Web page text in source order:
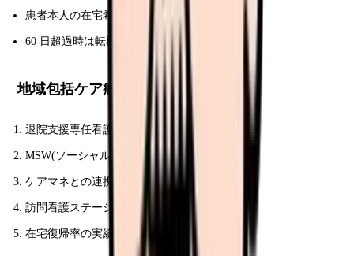
患者本人の在宅希望がない
60 日超過時は転棟 or 転院調整
地域包括ケア病棟の選び方
退院支援専任看護師の有無
MSW(ソーシャルワーカー)の配置数
ケアマネとの連携実績
訪問看護ステーション系列の有無
在宅復帰率の実績